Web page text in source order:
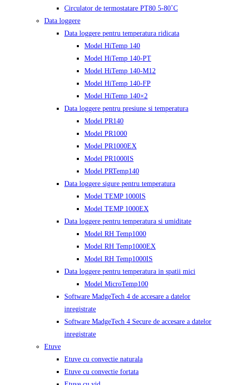
Circulator de termostatare PT80 5-80˚C
Data loggere
Data loggere pentru temperatura ridicata
Model HiTemp 140
Model HiTemp 140-PT
Model HiTemp 140-M12
Model HiTemp 140-FP
Model HiTemp 140×2
Data loggere pentru presiune si temperatura
Model PR140
Model PR1000
Model PR1000EX
Model PR1000IS
Model PRTemp140
Data loggere sigure pentru temperatura
Model TEMP 1000IS
Model TEMP 1000EX
Data loggere pentru temperatura si umiditate
Model RH Temp1000
Model RH Temp1000EX
Model RH Temp1000IS
Data loggere pentru temperatura in spatii mici
Model MicroTemp100
Software MadgeTech 4 de accesare a datelor
inregistrate
Software MadgeTech 4 Secure de accesare a datelor
inregistrate
Etuve
Etuve cu convectie naturala
Etuve cu convectie fortata